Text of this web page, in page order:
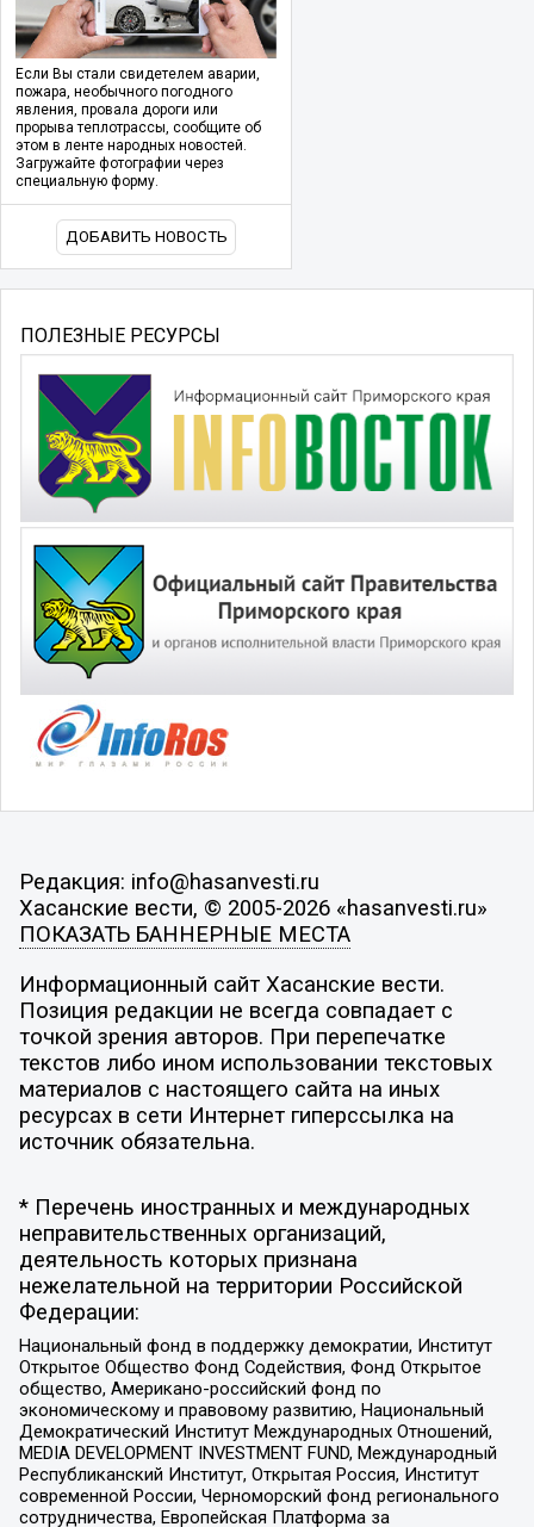
Если Вы стали свидетелем аварии,
пожара, необычного погодного
явления, провала дороги или
прорыва теплотрассы, сообщите об
этом в ленте народных новостей.
Загружайте фотографии через
специальную форму.
ДОБАВИТЬ НОВОСТЬ
ПОЛЕЗНЫЕ РЕСУРСЫ
Редакция: info@hasanvesti.ru
Хасанские вести, © 2005-2026 «hasanvesti.ru»
ПОКАЗАТЬ БАННЕРНЫЕ МЕСТА
Информационный сайт Хасанские вести.
Позиция редакции не всегда совпадает с
точкой зрения авторов. При перепечатке
текстов либо ином использовании текстовых
материалов с настоящего сайта на иных
ресурсах в сети Интернет гиперссылка на
источник обязательна.
* Перечень иностранных и международных
неправительственных организаций,
деятельность которых признана
нежелательной на территории Российской
Федерации:
Национальный фонд в поддержку демократии, Институт
Открытое Общество Фонд Содействия, Фонд Открытое
общество, Американо-российский фонд по
экономическому и правовому развитию, Национальный
Демократический Институт Международных Отношений,
MEDIA DEVELOPMENT INVESTMENT FUND, Международный
Республиканский Институт, Открытая Россия, Институт
современной России, Черноморский фонд регионального
сотрудничества, Европейская Платформа за